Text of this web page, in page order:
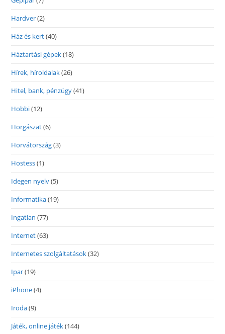
Hardver(2)
Ház és kert(40)
Háztartási gépek(18)
Hírek, híroldalak(26)
Hitel, bank, pénzügy(41)
Hobbi(12)
Horgászat(6)
Horvátország(3)
Hostess(1)
Idegen nyelv(5)
Informatika(19)
Ingatlan (77)
Internet(63)
Internetes szolgáltatások(32)
Ipar(19)
iPhone(4)
Iroda(9)
Játék, online játék(144)